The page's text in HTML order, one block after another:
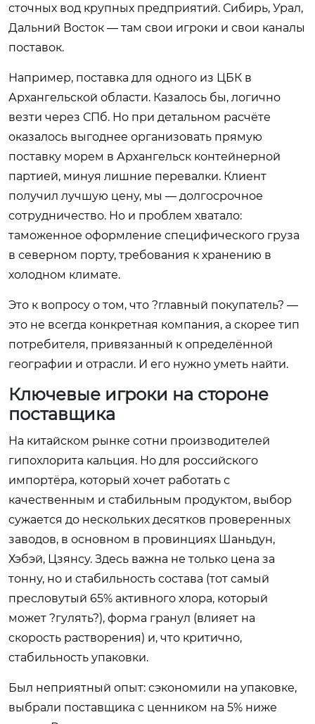
сточных вод крупных предприятий. Сибирь, Урал,
Дальний Восток — там свои игроки и свои каналы
поставок.
Например, поставка для одного из ЦБК в
Архангельской области. Казалось бы, логично
везти через СПб. Но при детальном расчёте
оказалось выгоднее организовать прямую
поставку морем в Архангельск контейнерной
партией, минуя лишние перевалки. Клиент
получил лучшую цену, мы — долгосрочное
сотрудничество. Но и проблем хватало:
таможенное оформление специфического груза
в северном порту, требования к хранению в
холодном климате.
Это к вопросу о том, что ?главный покупатель? —
это не всегда конкретная компания, а скорее тип
потребителя, привязанный к определённой
географии и отрасли. И его нужно уметь найти.
Ключевые игроки на стороне
поставщика
На китайском рынке сотни производителей
гипохлорита кальция. Но для российского
импортёра, который хочет работать с
качественным и стабильным продуктом, выбор
сужается до нескольких десятков проверенных
заводов, в основном в провинциях Шаньдун,
Хэбэй, Цзянсу. Здесь важна не только цена за
тонну, но и стабильность состава (тот самый
пресловутый 65% активного хлора, который
может ?гулять?), форма гранул (влияет на
скорость растворения) и, что критично,
стабильность упаковки.
Был неприятный опыт: сэкономили на упаковке,
выбрали поставщика с ценником на 5% ниже